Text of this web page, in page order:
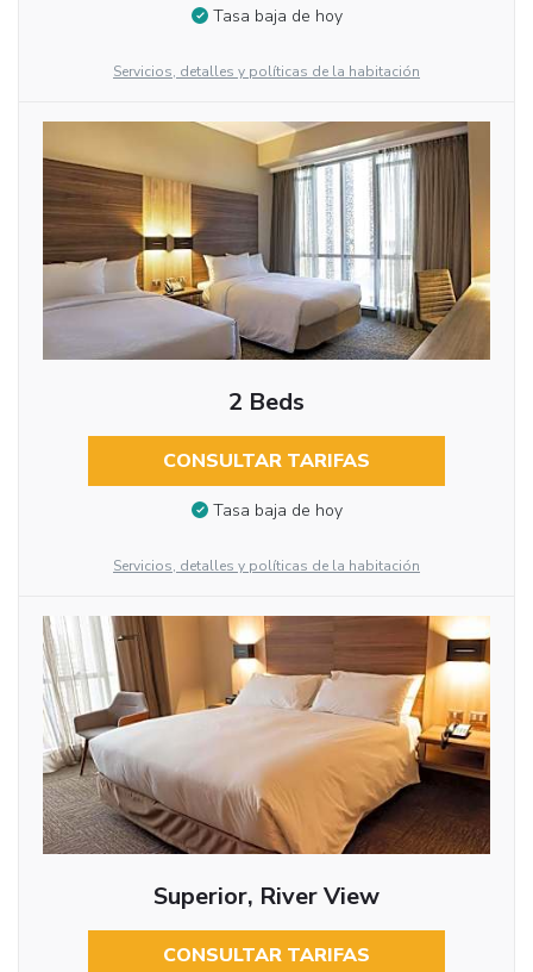
Tasa baja de hoy
Servicios, detalles y políticas de la habitación
2 Beds
CONSULTAR TARIFAS
Tasa baja de hoy
Servicios, detalles y políticas de la habitación
Superior, River View
CONSULTAR TARIFAS